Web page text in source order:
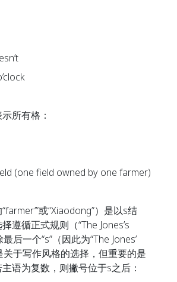
所有格：
(one field owned by one farmer)
或“Xiaodong”）是以s结
遵循正式规则（“The Jones’s
后一个“s”（因此为“The Jones’
关于写作风格的选择，但重要的是
语为复数，则撇号位于s之后：